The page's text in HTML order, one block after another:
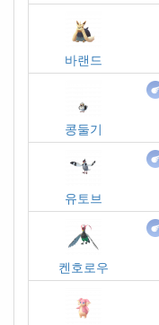
바랜드
콩둘기
유토브
켄호로우